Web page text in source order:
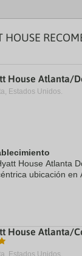
HOUSE
House Atlanta/
Estados Unidos.
House Atlanta
ubicación en
apartotel se ...
House Atlanta/
Estados Unidos.